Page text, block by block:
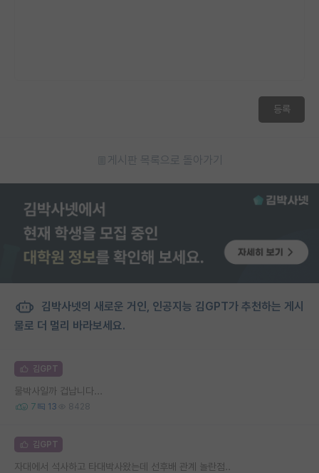
등록
게시판 목록으로 돌아가기
김박사넷의 새로운 거인, 인공지능 김GPT가 추천하는 게시
물로 더 멀리 바라보세요.
김GPT
물박사일까 겁납니다...
7 13 8428
김GPT
자대에서 석사하고 타대박사왔는데 선후배 관계 놀란점..